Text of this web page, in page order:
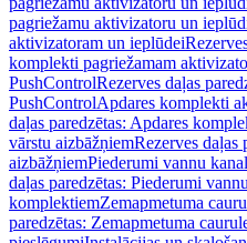
pagriežamu aktivizatoru un
aktivizatoram un ieplūdei
komplekti pagriežamam
PushControlRezerves daļas
PushControlApdares komplekti
daļas paredzētas: Apdares
vārstu aizbāžņiemRezerves daļas
aizbāžņiemPiederumi vannu
daļas paredzētas: Piederumi
komplektiemZemapmetuma
paredzētas: Zemapmetuma